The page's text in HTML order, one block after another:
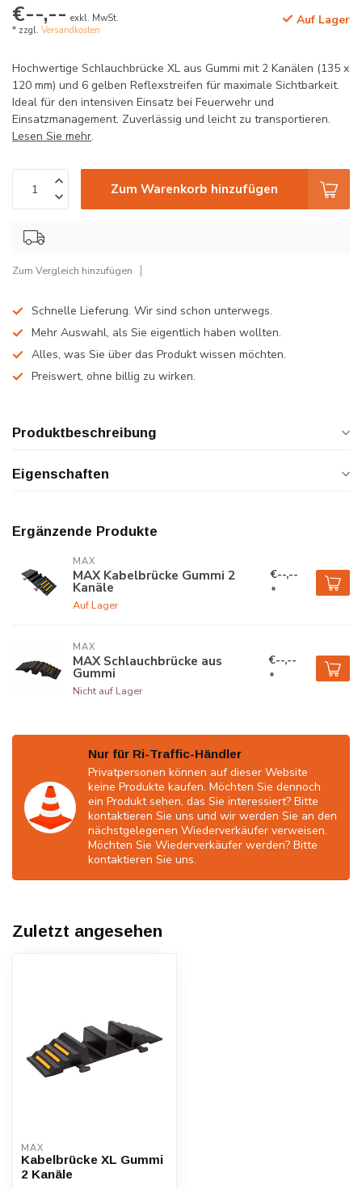
€--,-- exkl. MwSt.
* zzgl. Versandkosten
Auf Lager
Hochwertige Schlauchbrücke XL aus Gummi mit 2 Kanälen (135 x
120 mm) und 6 gelben Reflexstreifen für maximale Sichtbarkeit.
Ideal für den intensiven Einsatz bei Feuerwehr und
Einsatzmanagement. Zuverlässig und leicht zu transportieren.
Lesen Sie mehr.
Zum Warenkorb hinzufügen
Zum Vergleich hinzufügen
Schnelle Lieferung. Wir sind schon unterwegs.
Mehr Auswahl, als Sie eigentlich haben wollten.
Alles, was Sie über das Produkt wissen möchten.
Preiswert, ohne billig zu wirken.
Produktbeschreibung
Eigenschaften
Ergänzende Produkte
MAX
MAX Kabelbrücke Gummi 2
Kanäle
Auf Lager
€--,--
*
MAX
MAX Schlauchbrücke aus
Gummi
Nicht auf Lager
€--,--
*
Nur für Ri-Traffic-Händler
Privatpersonen können auf dieser Website
keine Produkte kaufen. Möchten Sie dennoch
ein Produkt sehen, das Sie interessiert? Bitte
kontaktieren Sie uns und wir werden Sie an den
nächstgelegenen Wiederverkäufer verweisen.
Möchten Sie Wiederverkäufer werden? Bitte
kontaktieren Sie uns.
Zuletzt angesehen
MAX
Kabelbrücke XL Gummi
2 Kanäle